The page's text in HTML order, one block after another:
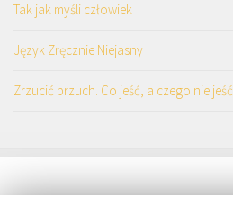
Tak jak myśli człowiek
Język Zręcznie Niejasny
Zrzucić brzuch. Co jeść, a czego nie jeść